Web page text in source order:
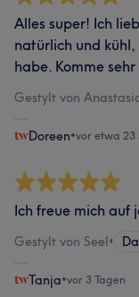
Alles super! Ich
natürlich und
habe. Komme
Gestylt von
Doreen•vor etwa 23
Ich freue mich auf
Gestylt von Seel•
Tanja•vor 3 Tagen